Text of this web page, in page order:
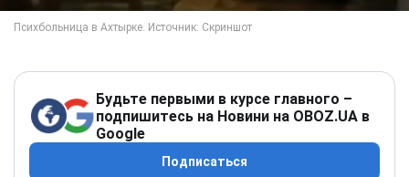
Будьте первыми в курсе главного –
подпишитесь на Новини на OBOZ.UA в
Google
Подписаться